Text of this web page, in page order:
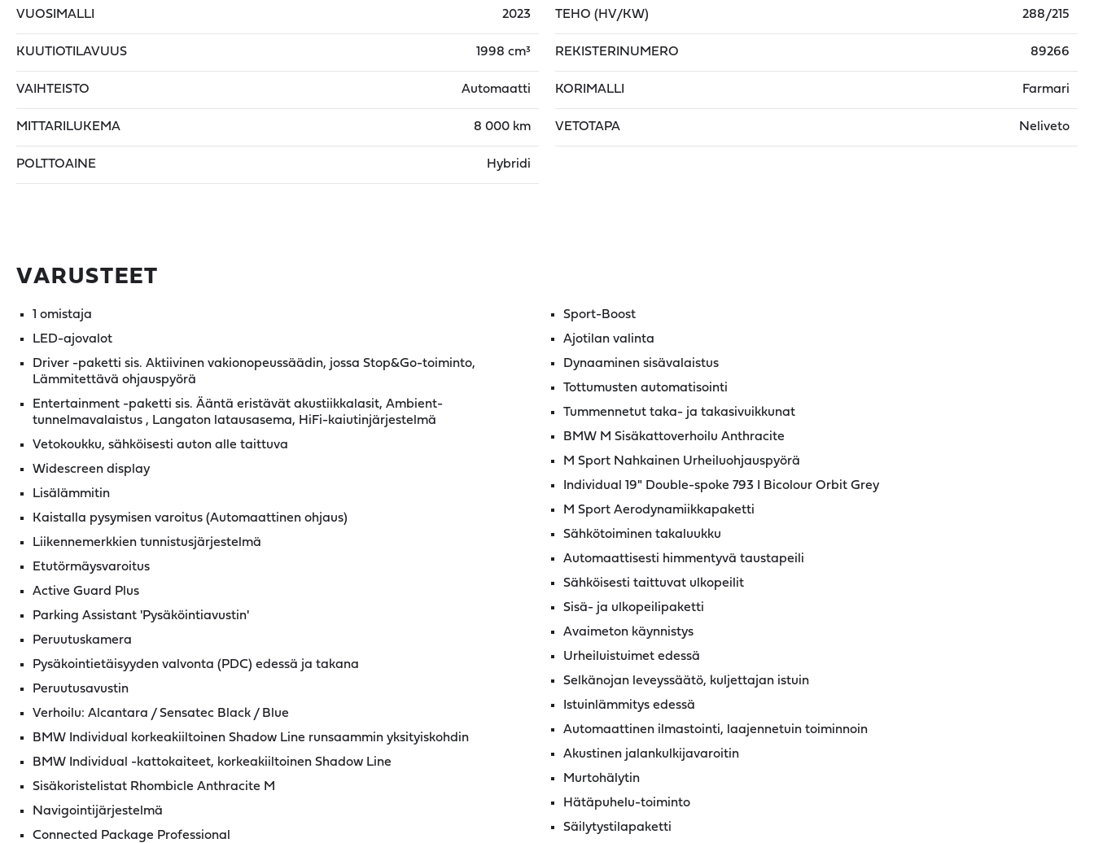
VUOSIMALLI 2023
KUUTIOTILAVUUS 1998 cm³
VAIHTEISTO Automaatti
MITTARILUKEMA 8 000 km
POLTTOAINE Hybridi
TEHO (HV/KW) 288/215
REKISTERINUMERO 89266
KORIMALLI Farmari
VETOTAPA Neliveto
VARUSTEET
1 omistaja
LED-ajovalot
Driver -paketti sis. Aktiivinen vakionopeussäädin, jossa Stop&Go-toiminto,
Lämmitettävä ohjauspyörä
Entertainment -paketti sis. Ääntä eristävät akustiikkalasit, Ambient-
tunnelmavalaistus , Langaton latausasema, HiFi-kaiutinjärjestelmä
Vetokoukku, sähköisesti auton alle taittuva
Widescreen display
Lisälämmitin
Kaistalla pysymisen varoitus (Automaattinen ohjaus)
Liikennemerkkien tunnistusjärjestelmä
Etutörmäysvaroitus
Active Guard Plus
Parking Assistant 'Pysäköintiavustin'
Peruutuskamera
Pysäkointietäisyyden valvonta (PDC) edessä ja takana
Peruutusavustin
Verhoilu: Alcantara / Sensatec Black / Blue
BMW Individual korkeakiiltoinen Shadow Line runsaammin yksityiskohdin
BMW Individual -kattokaiteet, korkeakiiltoinen Shadow Line
Sisäkoristelistat Rhombicle Anthracite M
Navigointijärjestelmä
Connected Package Professional
Sport-Boost
Ajotilan valinta
Dynaaminen sisävalaistus
Tottumusten automatisointi
Tummennetut taka- ja takasivuikkunat
BMW M Sisäkattoverhoilu Anthracite
M Sport Nahkainen Urheiluohjauspyörä
Individual 19" Double-spoke 793 I Bicolour Orbit Grey
M Sport Aerodynamiikkapaketti
Sähkötoiminen takaluukku
Automaattisesti himmentyvä taustapeili
Sähköisesti taittuvat ulkopeilit
Sisä- ja ulkopeilipaketti
Avaimeton käynnistys
Urheiluistuimet edessä
Selkänojan leveyssäätö, kuljettajan istuin
Istuinlämmitys edessä
Automaattinen ilmastointi, laajennetuin toiminnoin
Akustinen jalankulkijavaroitin
Murtohälytin
Hätäpuhelu-toiminto
Säilytystilapaketti